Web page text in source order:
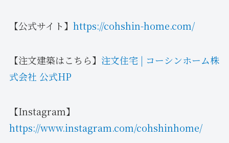
【公式サイト】 https://cohshin-home.com/
【注文建築はこちら】 注文住宅 | コーシンホーム株
式会社 公式HP
【Instagram】
https://www.instagram.com/cohshinhome/